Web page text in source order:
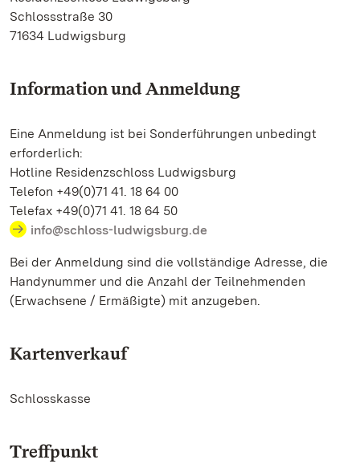
Schlossstraße 30
71634 Ludwigsburg
Information und Anmeldung
Eine Anmeldung ist bei Sonderführungen unbedingt
erforderlich:
Hotline Residenzschloss Ludwigsburg
Telefon +49(0)71 41. 18 64 00
Telefax +49(0)71 41. 18 64 50
info@schloss-ludwigsburg.de
Bei der Anmeldung sind die vollständige Adresse, die
Handynummer und die Anzahl der Teilnehmenden
(Erwachsene / Ermäßigte) mit anzugeben.
Kartenverkauf
Schlosskasse
Treffpunkt